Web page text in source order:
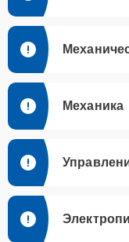
Механика